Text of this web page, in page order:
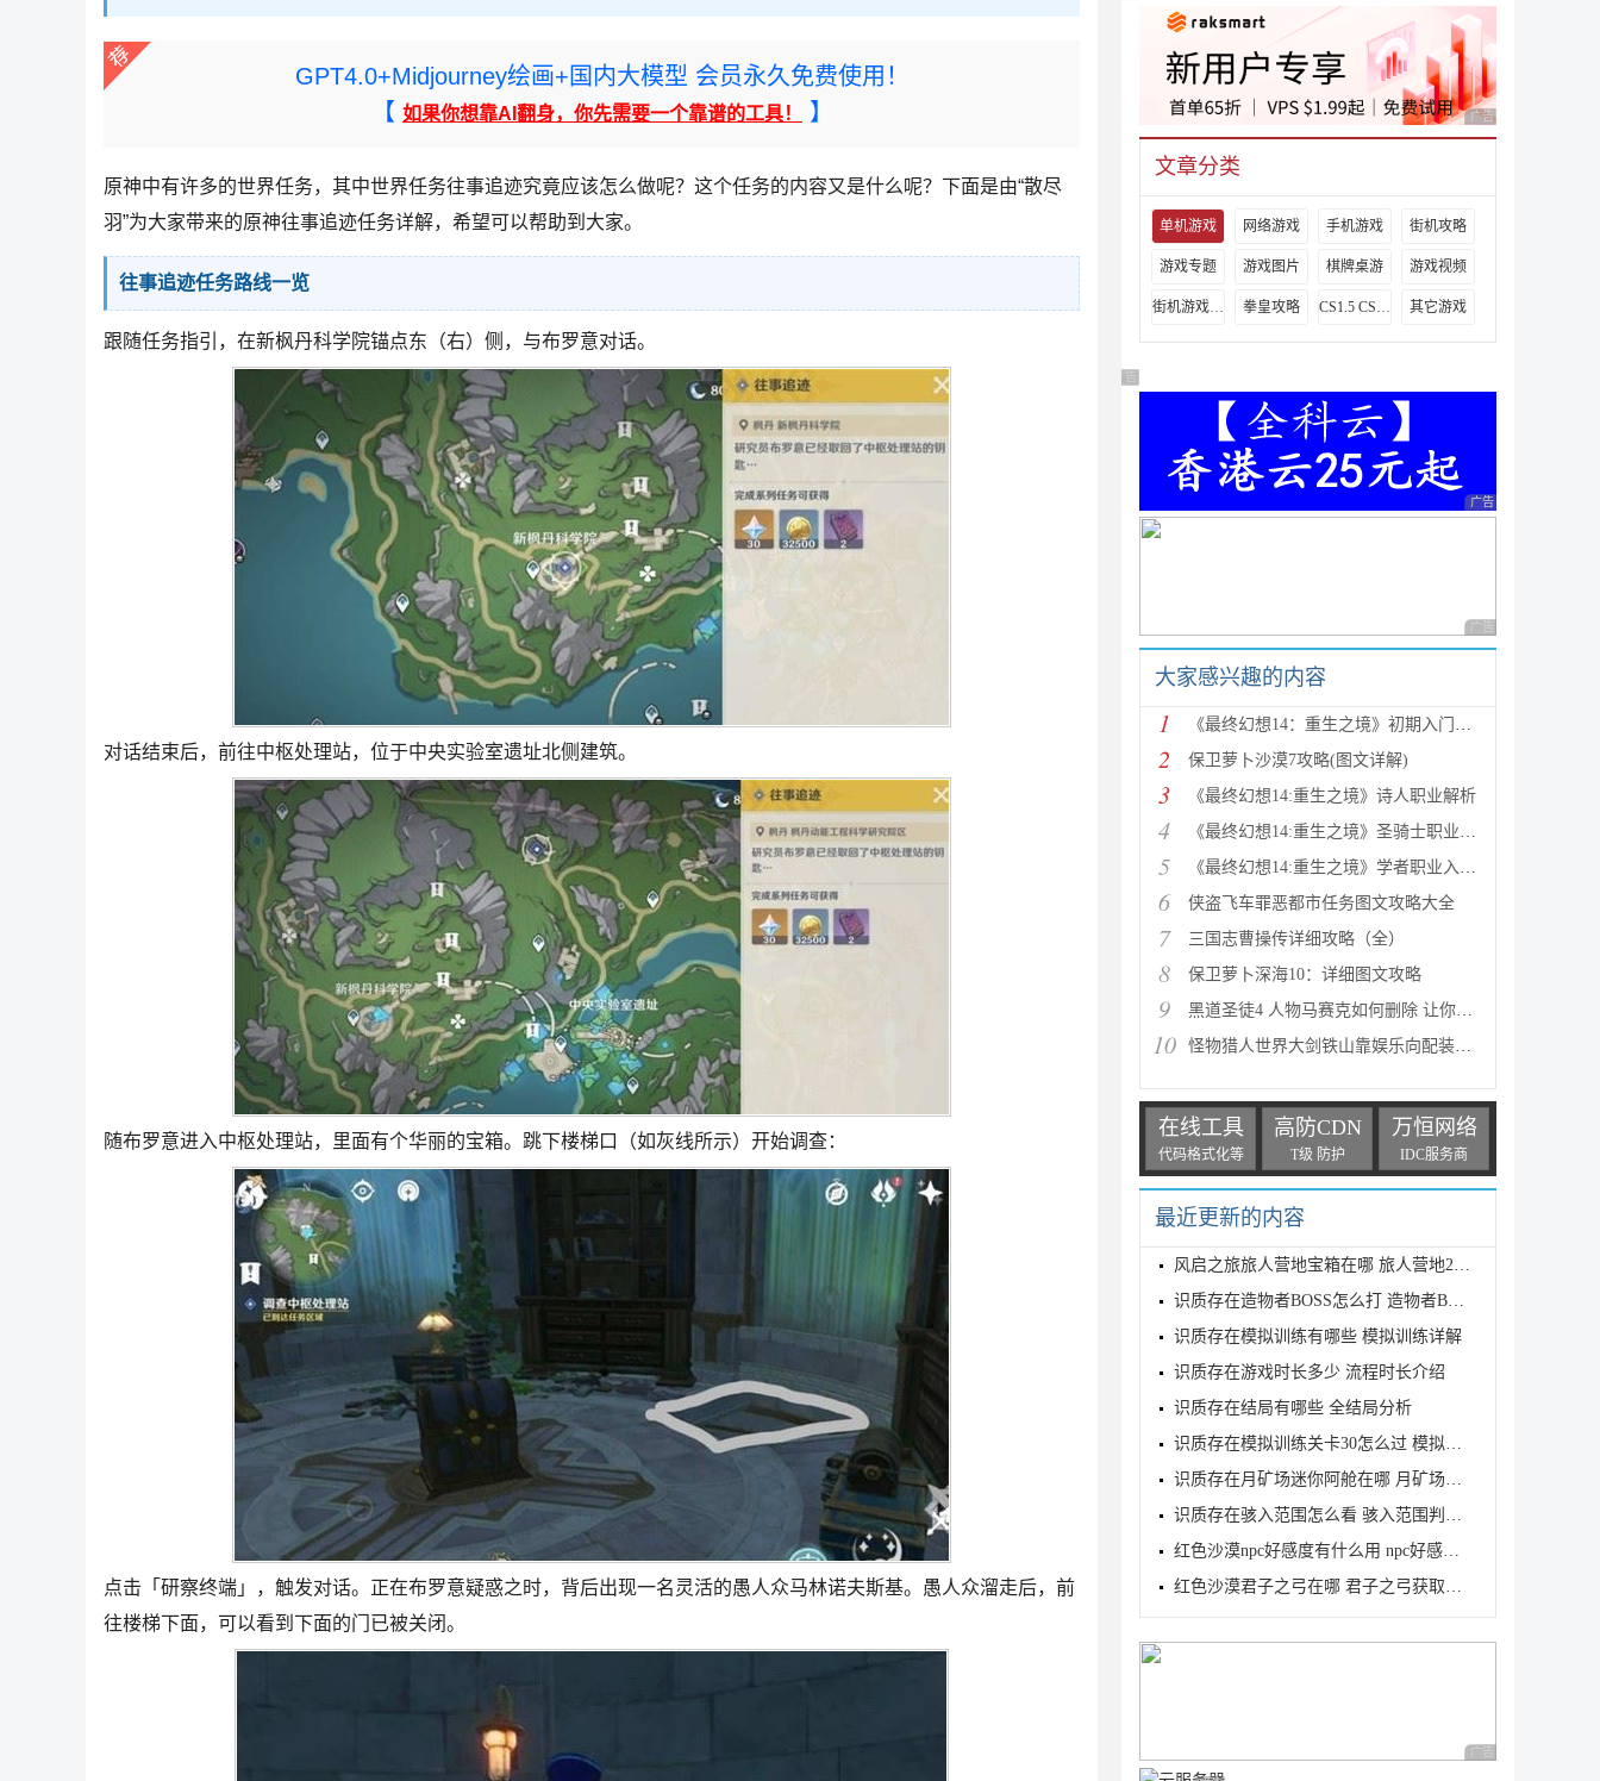
GPT4.0+Midjourney绘画+国内大模型 会员永久免费使用！
【 如果你想靠AI翻身，你先需要一个靠谱的工具！ 】
原神中有许多的世界任务，其中世界任务往事追迹究竟应该怎么做呢？这个任务的内容又是什么呢？下面是由“散尽
羽”为大家带来的原神往事追迹任务详解，希望可以帮助到大家。
往事追迹任务路线一览
跟随任务指引，在新枫丹科学院锚点东（右）侧，与布罗意对话。
对话结束后，前往中枢处理站，位于中央实验室遗址北侧建筑。
随布罗意进入中枢处理站，里面有个华丽的宝箱。跳下楼梯口（如灰线所示）开始调查：
点击「研察终端」，触发对话。正在布罗意疑惑之时，背后出现一名灵活的愚人众马林诺夫斯基。愚人众溜走后，前
往楼梯下面，可以看到下面的门已被关闭。
广告 商业广告，理性
文章分类
单机游戏 网络游戏 手机游戏 街机攻略
游戏专题 游戏图片 棋牌桌游 游戏视频
街机游戏出招表 拳皇攻略 CS1.5 CS1.6攻略 其它游戏
广告 商业广告，理性选择
广告 商业广告，理性
广告 商业广告，理性
大家感兴趣的内容
1 《最终幻想14：重生之境》初期入门指南
2 保卫萝卜沙漠7攻略(图文详解)
3 《最终幻想14:重生之境》诗人职业解析
4 《最终幻想14:重生之境》圣骑士职业解析
5 《最终幻想14:重生之境》学者职业入门指南
6 侠盗飞车罪恶都市任务图文攻略大全
7 三国志曹操传详细攻略（全）
8 保卫萝卜深海10：详细图文攻略
9 黑道圣徒4 人物马赛克如何删除 让你满足色狼的需求
10 怪物猎人世界大剑铁山靠娱乐向配装分享
在线工具
代码格式化等
高防CDN
T级 防护
万恒网络
IDC服务商
最近更新的内容
风启之旅旅人营地宝箱在哪 旅人营地2个宝箱位置介绍
识质存在造物者BOSS怎么打 造物者BOSS打法介绍
识质存在模拟训练有哪些 模拟训练详解
识质存在游戏时长多少 流程时长介绍
识质存在结局有哪些 全结局分析
识质存在模拟训练关卡30怎么过 模拟训练关卡30三星攻
识质存在月矿场迷你阿舱在哪 月矿场迷你阿舱位置介绍
识质存在骇入范围怎么看 骇入范围判定查看方法
红色沙漠npc好感度有什么用 npc好感度作用介绍
红色沙漠君子之弓在哪 君子之弓获取地点及属性介绍
广告 商业广告，理性